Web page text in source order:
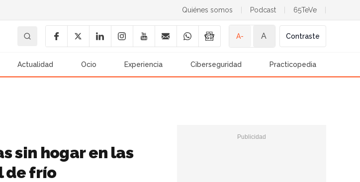
Quiénes somos Podcast 65TeVe
A- A Contraste
Actualidad Ocio Experiencia Ciberseguridad Practicopedia
sin hogar en las
de frío